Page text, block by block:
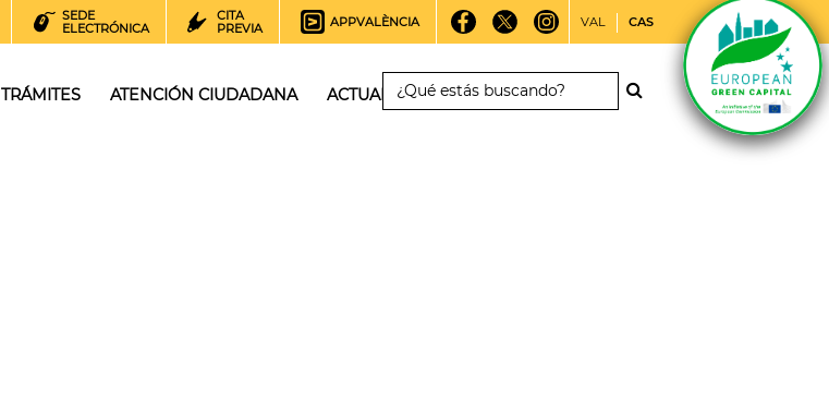
SEDE
ELECTRÓNICA
CITA
PREVIA
APPVALÈNCIA VAL CAS
TRÁMITES ATENCIÓN CIUDADANA ACTUALIDAD